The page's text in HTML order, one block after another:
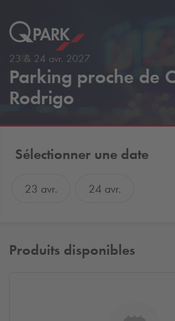
23 & 24 avr. 2027
Parking proche de
Rodrigo
Sélectionner une date
23 avr. 24 avr.
Produits disponibles